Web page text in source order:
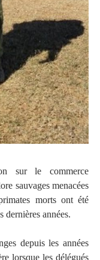
sur le commerce
sauvages menacées
morts ont été
dernières années.
depuis les années
lorsque les délégués